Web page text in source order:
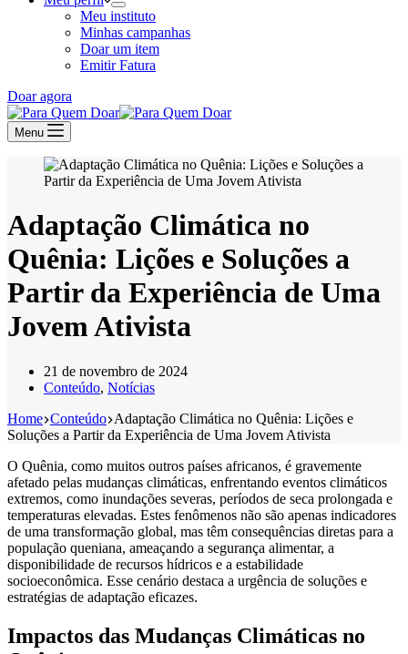
Meu instituto
Minhas campanhas
Doar um item
Emitir Fatura
Doar agora
Menu
Adaptação Climática no
Quênia: Lições e Soluções a
Partir da Experiência de Uma
Jovem Ativista
21 de novembro de 2024
Conteúdo, Notícias
Home Conteúdo Adaptação Climática no Quênia: Lições e
Soluções a Partir da Experiência de Uma Jovem Ativista
O Quênia, como muitos outros países africanos, é gravemente
afetado pelas mudanças climáticas, enfrentando eventos climáticos
extremos, como inundações severas, períodos de seca prolongada e
temperaturas elevadas. Estes fenômenos não são apenas indicadores
de uma transformação global, mas têm consequências diretas para a
população queniana, ameaçando a segurança alimentar, a
disponibilidade de recursos hídricos e a estabilidade
socioeconômica. Esse cenário destaca a urgência de soluções e
estratégias de adaptação eficazes.
Impactos das Mudanças Climáticas no